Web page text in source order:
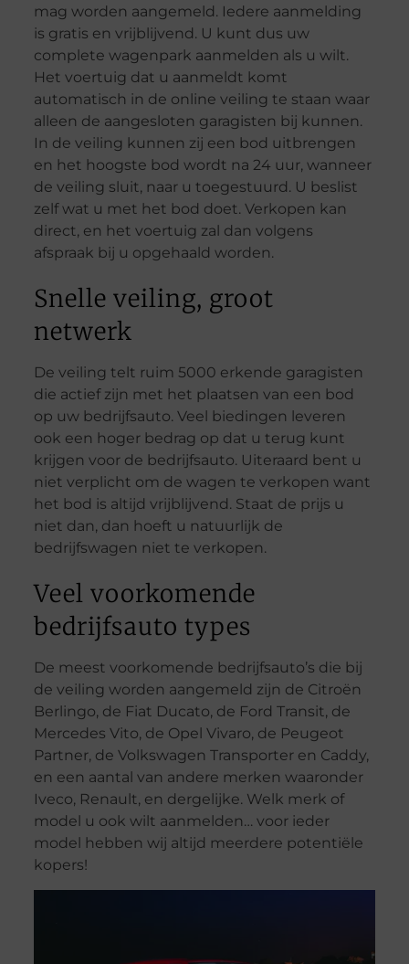
mag worden aangemeld. Iedere aanmelding
is gratis en vrijblijvend. U kunt dus uw
complete wagenpark aanmelden als u wilt.
Het voertuig dat u aanmeldt komt
automatisch in de online veiling te staan waar
alleen de aangesloten garagisten bij kunnen.
In de veiling kunnen zij een bod uitbrengen
en het hoogste bod wordt na 24 uur, wanneer
de veiling sluit, naar u toegestuurd. U beslist
zelf wat u met het bod doet. Verkopen kan
direct, en het voertuig zal dan volgens
afspraak bij u opgehaald worden.
Snelle veiling, groot
netwerk
De veiling telt ruim 5000 erkende garagisten
die actief zijn met het plaatsen van een bod
op uw bedrijfsauto. Veel biedingen leveren
ook een hoger bedrag op dat u terug kunt
krijgen voor de bedrijfsauto. Uiteraard bent u
niet verplicht om de wagen te verkopen want
het bod is altijd vrijblijvend. Staat de prijs u
niet dan, dan hoeft u natuurlijk de
bedrijfswagen niet te verkopen.
Veel voorkomende
bedrijfsauto types
De meest voorkomende bedrijfsauto’s die bij
de veiling worden aangemeld zijn de Citroën
Berlingo, de Fiat Ducato, de Ford Transit, de
Mercedes Vito, de Opel Vivaro, de Peugeot
Partner, de Volkswagen Transporter en Caddy,
en een aantal van andere merken waaronder
Iveco, Renault, en dergelijke. Welk merk of
model u ook wilt aanmelden… voor ieder
model hebben wij altijd meerdere potentiële
kopers!